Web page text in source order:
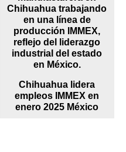
Chihuahua lidera
empleos IMMEX en
enero 2025 México